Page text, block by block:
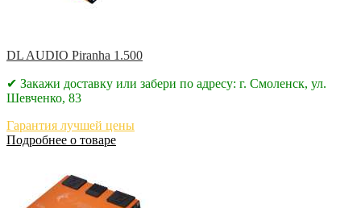
DL AUDIO Piranha 1.500
✔ Закажи доставку или забери по адресу: г. Смоленск, ул.
Шевченко, 83
Гарантия лучшей цены
Подробнее о товаре